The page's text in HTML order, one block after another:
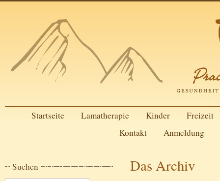
Startseite Lamatherapie Kinder
Freizeit
Kontakt
Anmeldung
Suchen Das Archiv